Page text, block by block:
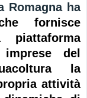
Romagna ha
he fornisce
del
la
attività